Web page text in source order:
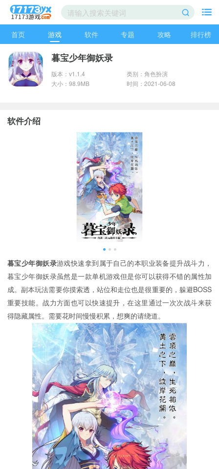
首页 游戏 软件 专题 攻略 排行榜
暮宝少年御妖录
版本：v1.1.4
类别：角色扮演
大小：98.9MB
时间：2021-06-08
软件介绍
暮宝少年御妖录游戏快速拿到属于自己的本职业装备提升战斗力，
暮宝少年御妖录虽然是一款单机游戏但是你可以获得不错的属性加
成。副本玩法需要你摸索透，站位和走位也是很重要的，躲避BOSS
重要技能。战力方面也可以快速提升，在这里通过一次次战斗来获
得隐藏属性。需要花时间慢慢积累，想爽的请绕道。